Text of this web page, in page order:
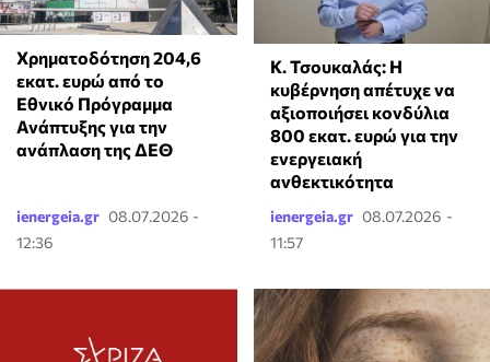
Χρηματοδότηση 204,6
εκατ. ευρώ από το
Εθνικό Πρόγραμμα
Ανάπτυξης για την
ανάπλαση της ΔΕΘ
ienergeia.gr 08.07.2026 -
12:36
Κ. Τσουκαλάς: Η
κυβέρνηση απέτυχε να
αξιοποιήσει κονδύλια
800 εκατ. ευρώ για την
ενεργειακή
ανθεκτικότητα
ienergeia.gr 08.07.2026 -
11:57